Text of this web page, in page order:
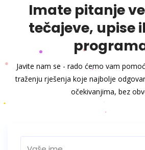
Imate pitanje
tečajeve, upise
Javite nam se - rado ćemo vam
traženju rješenja koje najbolje
očekivanjima, bez